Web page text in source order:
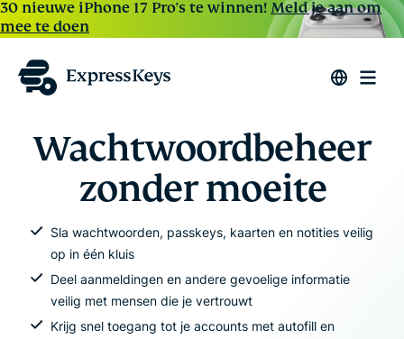
30 nieuwe iPhone 17 Pro's te winnen!Meld je aan om
mee te doen
Wachtwoordbeheer
zonder moeite
Sla wachtwoorden, passkeys, kaarten en notities veilig
op in één kluis
Deel aanmeldingen en andere gevoelige informatie
veilig met mensen die je vertrouwt
Krijg snel toegang tot je accounts met autofill en